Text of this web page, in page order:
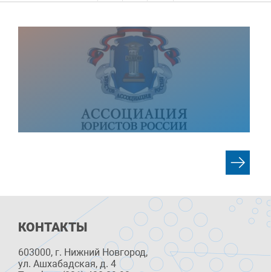
КОНТАКТЫ
603000, г. Нижний Новгород,
ул. Ашхабадская, д. 4